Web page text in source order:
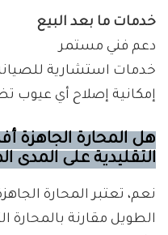
خدمات ما بعد البيع
دعم فني مستمر
خدمات استشارية
إمكانية إصلاح أي عيوب
هل المحارة الجاهزة
التقليدية على المدى
نعم، تعتبر المحارة
الطويل مقارنة بالمحارة